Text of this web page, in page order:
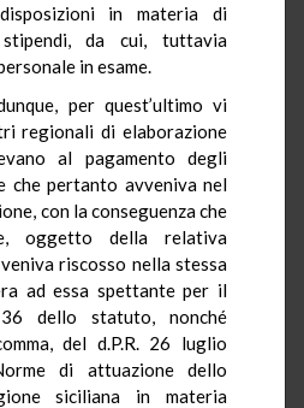
in materia di
da cui, tuttavia
in esame.
per quest’ultimo vi
regionali di elaborazione
al pagamento degli
che pertanto avveniva nel
con la conseguenza che
oggetto della relativa
riscosso nella stessa
ad essa spettante per il
dello statuto, nonché
del d.P.R. 26 luglio
di attuazione dello
siciliana in materia